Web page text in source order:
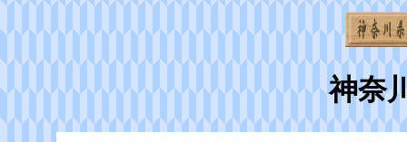
神奈